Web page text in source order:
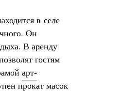
в селе
Он
В аренду
гостям
арт-
прокат масок